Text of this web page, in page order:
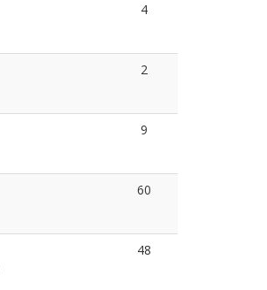
4
2
9
60
48